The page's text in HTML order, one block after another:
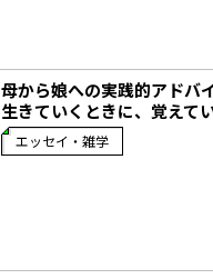
母から娘への実践的アド
生きていくときに、覚えて
エッセイ・雑学